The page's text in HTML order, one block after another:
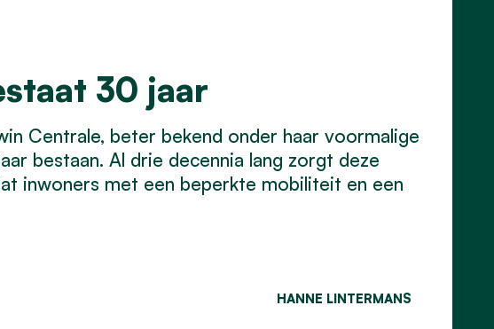
30 jaar
Centrale, beter bekend onder haar voormalige
bestaan. Al drie decennia lang zorgt deze
inwoners met een beperkte mobiliteit en een
HANNE LINTERMANS